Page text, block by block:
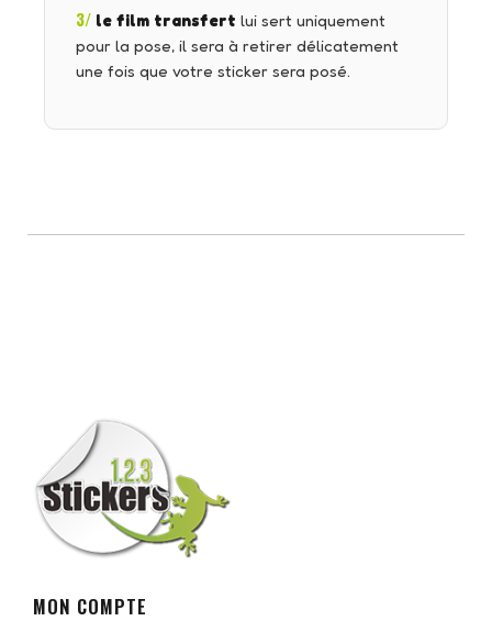
3/ le film transfert lui sert uniquement
pour la pose, il sera à retirer délicatement
une fois que votre sticker sera posé.
MON COMPTE